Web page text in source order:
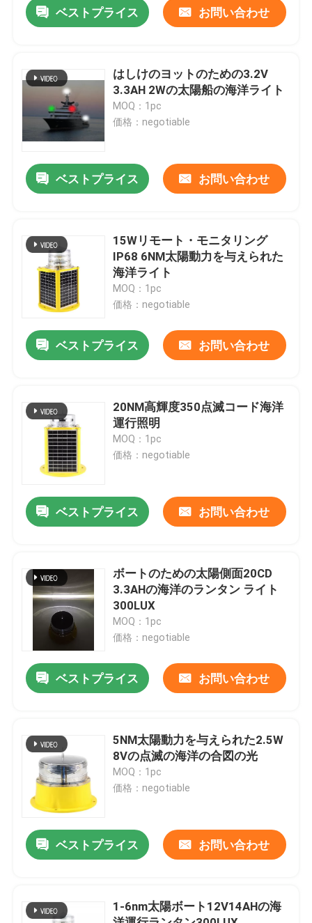
家
私達について
工場旅行
品質管理
私達に連絡しなさい
引用を要求しなさい
航空障害物表示燈
航空機の障害物表示燈
ベストプライス お問い合わせ
はしけのヨットのための3.2V
3.3AH 2Wの太陽船の海洋ライト
MOQ：1pc
価格：negotiable
ベストプライス お問い合わせ
15Wリモート・モニタリング
IP68 6NM太陽動力を与えられた
海洋ライト
MOQ：1pc
価格：negotiable
ベストプライス お問い合わせ
20NM高輝度350点滅コード海洋
運行照明
MOQ：1pc
価格：negotiable
ベストプライス お問い合わせ
ボートのための太陽側面20CD
3.3AHの海洋のランタン ライト
300LUX
MOQ：1pc
価格：negotiable
ベストプライス お問い合わせ
5NM太陽動力を与えられた2.5W
8Vの点滅の海洋の合図の光
MOQ：1pc
価格：negotiable
ベストプライス お問い合わせ
1-6nm太陽ボート12V14AHの海